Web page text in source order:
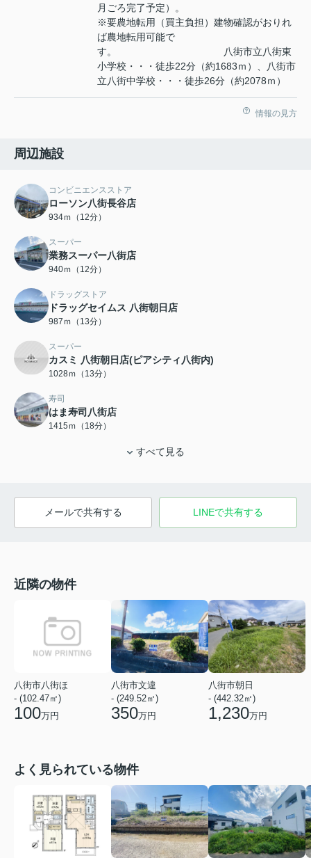
月ごろ完了予定）。
※要農地転用（買主負担）建物確認がおりれ
ば農地転用可能で
す。 八街市立八街東
小学校・・・徒歩22分（約1683ｍ）、八街市
立八街中学校・・・徒歩26分（約2078ｍ）
情報の見方
周辺施設
コンビニエンスストア
ローソン八街長谷店
934ｍ（12分）
スーパー
業務スーパー八街店
940ｍ（12分）
ドラッグストア
ドラッグセイムス 八街朝日店
987ｍ（13分）
スーパー
カスミ 八街朝日店(ピアシティ八街内)
1028ｍ（13分）
寿司
はま寿司八街店
1415ｍ（18分）
すべて見る
メールで共有する LINEで共有する
近隣の物件
八街市八街ほ
- (102.47㎡)
100万円
八街市文違
- (249.52㎡)
350万円
八街市朝日
- (442.32㎡)
1,230万円
よく見られている物件